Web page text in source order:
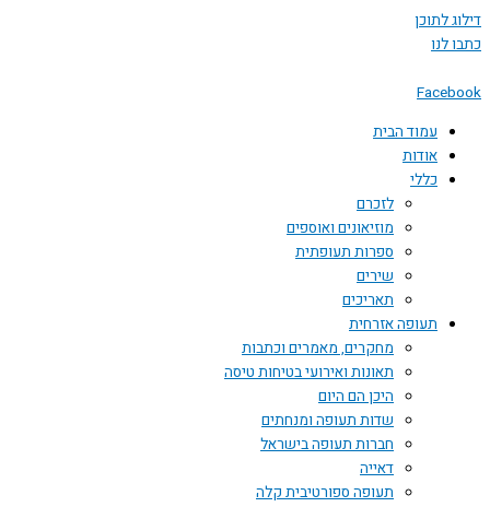
דילוג לתוכן
כתבו לנו
Facebook
עמוד הבית
אודות
כללי
לזכרם
מוזיאונים ואוספים
ספרות תעופתית
שירים
תאריכים
תעופה אזרחית
מחקרים, מאמרים וכתבות
תאונות ואירועי בטיחות טיסה
היכן הם היום
שדות תעופה ומנחתים
חברות תעופה בישראל
דאייה
תעופה ספורטיבית קלה